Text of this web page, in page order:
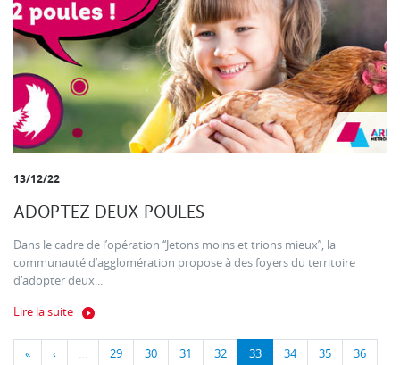
13/12/22
ADOPTEZ DEUX POULES
Dans le cadre de l’opération ‘‘Jetons moins et trions mieux’’, la
communauté d’agglomération propose à des foyers du territoire
d’adopter deux...
Lire la suite
« ‹ … 29 30 31 32 33 34 35 36